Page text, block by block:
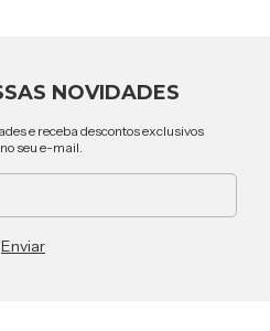
NOVIDADES
e receba descontos exclusivos
seu e-mail.